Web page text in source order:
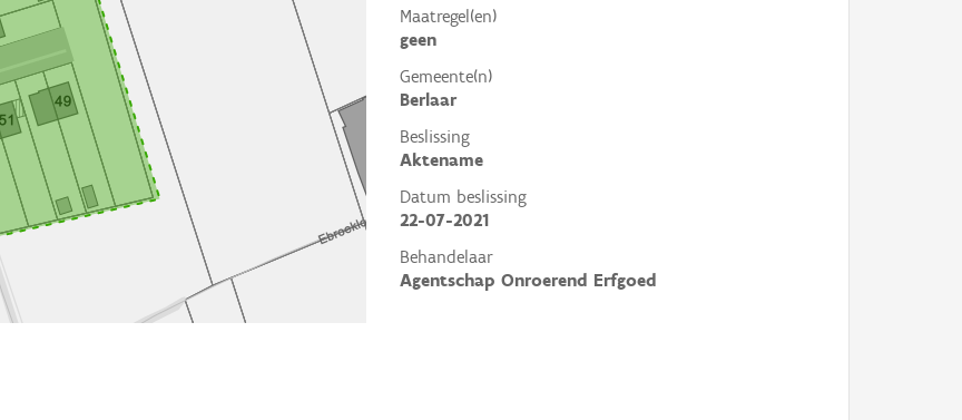
Maatregel(en)
geen
Gemeente(n)
Berlaar
Beslissing
Aktename
Datum beslissing
22-07-2021
Behandelaar
Agentschap Onroerend Erfgoed